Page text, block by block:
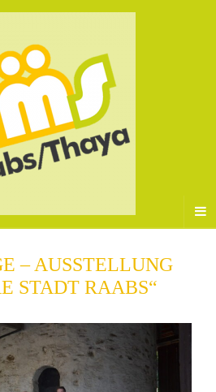
– AUSSTELLUNG
STADT RAABS“